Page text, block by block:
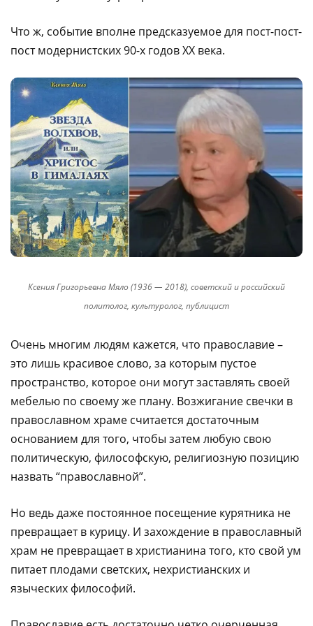
Что ж, событие вполне предсказуемое для пост-пост-
пост модернистских 90-х годов ХХ века.
Ксения Григорьевна Мяло (1936 — 2018), советский и российский
политолог, культуролог, публицист
Очень многим людям кажется, что православие –
это лишь красивое слово, за которым пустое
пространство, которое они могут заставлять своей
мебелью по своему же плану. Возжигание свечки в
православном храме считается достаточным
основанием для того, чтобы затем любую свою
политическую, философскую, религиозную позицию
назвать “православной”.
Но ведь даже постоянное посещение курятника не
превращает в курицу. И захождение в православный
храм не превращает в христианина того, кто свой ум
питает плодами светских, нехристианских и
языческих философий.